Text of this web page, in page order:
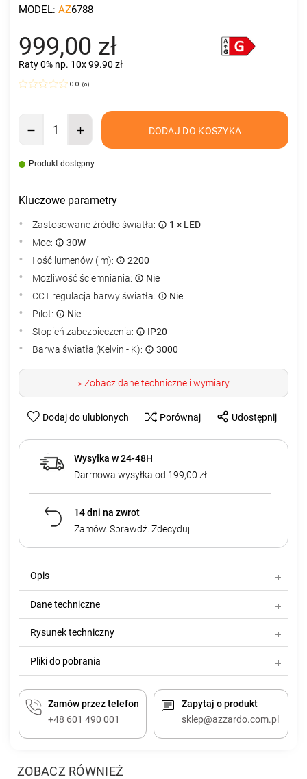
MODEL: AZ6788
999,00 zł
Raty 0% np. 10x 99.90 zł
0.0 (0)
DODAJ DO KOSZYKA
Produkt dostępny
Kluczowe parametry
Zastosowane źródło światła:
1 × LED
Moc:
30W
Ilość lumenów (lm):
2200
Możliwość ściemniania:
Nie
CCT regulacja barwy światła:
Nie
Pilot:
Nie
Stopień zabezpieczenia:
IP20
Barwa światła (Kelvin - K):
3000
>Zobacz dane techniczne i wymiary
Dodaj do ulubionych Porównaj Udostępnij
Wysyłka w 24-48H
Darmowa wysyłka od 199,00 zł
14 dni na zwrot
Zamów. Sprawdź. Zdecyduj.
Opis
Dane techniczne
Rysunek techniczny
Pliki do pobrania
Zamów przez telefon
+48 601 490 001
Zapytaj o produkt
sklep@azzardo.com.pl
ZOBACZ RÓWNIEŻ